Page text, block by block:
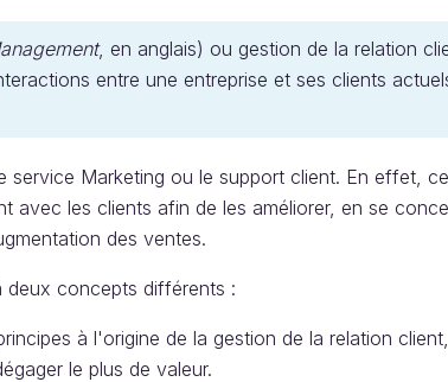
, en anglais) ou gestion de la relation
entre une entreprise et ses clients
service Marketing ou le support client. En effet,
avec les clients afin de les améliorer, en se
des ventes.
deux concepts différents :
à l'origine de la gestion de la relation
le plus de valeur.